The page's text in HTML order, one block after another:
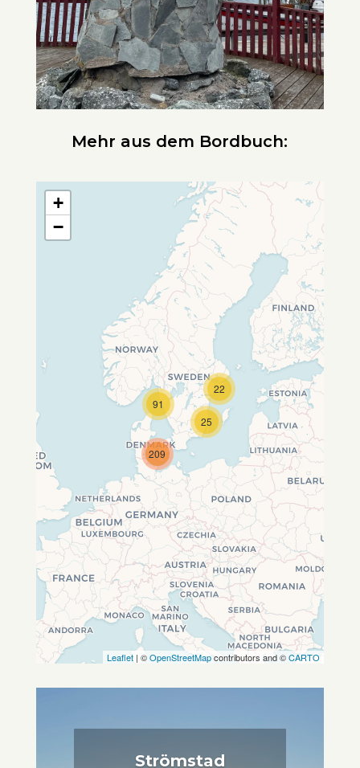
Mehr aus dem Bordbuch:
Travelers' Map wird geladen …
Wenn du dies siehst, nachdem
deine Seite vollständig geladen
wurde, fehlen leafletJS-Dateien.
22
25
209
91
+
−
Leaflet | ©OpenStreetMapcontributors and ©CARTO
Strömstad